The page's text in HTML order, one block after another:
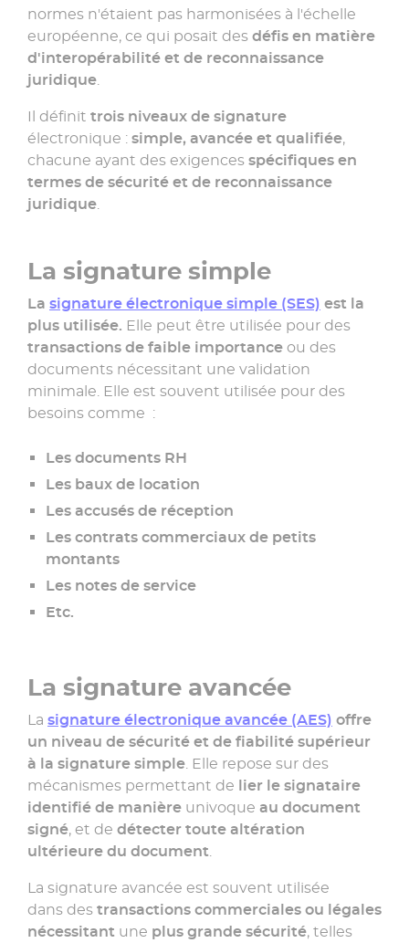
normes n'étaient pas harmonisées à l'échelle
européenne, ce qui posait des défis en matière
d'interopérabilité et de reconnaissance
juridique.
Il définit trois niveaux de signature
électronique : simple, avancée et qualifiée,
chacune ayant des exigences spécifiques en
termes de sécurité et de reconnaissance
juridique.
La signature simple
La signature électronique simple (SES) est la
plus utilisée. Elle peut être utilisée pour des
transactions de faible importance ou des
documents nécessitant une validation
minimale. Elle est souvent utilisée pour des
besoins comme :
Les documents RH
Les baux de location
Les accusés de réception
Les contrats commerciaux de petits
montants
Les notes de service
Etc.
La signature avancée
La signature électronique avancée (AES) offre
un niveau de sécurité et de fiabilité supérieur
à la signature simple. Elle repose sur des
mécanismes permettant de lier le signataire
identifié de manière univoque au document
signé, et de détecter toute altération
ultérieure du document.
La signature avancée est souvent utilisée
dans des transactions commerciales ou légales
nécessitant une plus grande sécurité, telles